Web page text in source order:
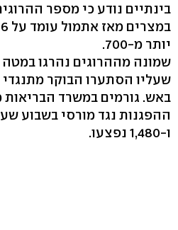
בינתיים נודע כי מספר
יותר מ-700.
שמונה מההרוגים נהרגו
שעליו הסתערו הבוקר
באש. גורמים במשרד הבריאות
ו-1,480 נפצעו.